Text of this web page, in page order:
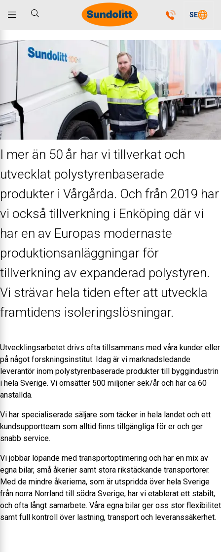
SE
I mer än 50 år har vi tillverkat och
utvecklat polystyrenbaserade
produkter i Vårgårda. Och från 2019 har
vi också tillverkning i Enköping där vi
har en av Europas modernaste
produktionsanläggningar för
tillverkning av expanderad polystyren.
Vi strävar hela tiden efter att utveckla
framtidens isoleringslösningar.
Utvecklingsarbetet drivs ofta tillsammans med våra kunder eller
på något forskningsinstitut. Idag är vi marknadsledande
leverantör inom polystyrenbaserade produkter till byggindustrin
i hela Sverige. Vi omsätter 500 miljoner sek/år och har ca 60
anställda.
Vi har specialiserade säljare som täcker in hela landet och ett
kundsupportteam som alltid finns tillgängliga för er och ger
snabb service.
Vi jobbar löpande med transportoptimering och har en mix av
egna bilar, små åkerier samt stora rikstäckande transportörer.
Med de mindre åkerierna, som är utspridda över hela Sverige
från norra Norrland till södra Sverige, har vi etablerat ett stabilt,
och ofta långt samarbete. Våra egna bilar ger oss stor flexibilitet
samt full kontroll över lastning, transport och leveranssäkerhet.